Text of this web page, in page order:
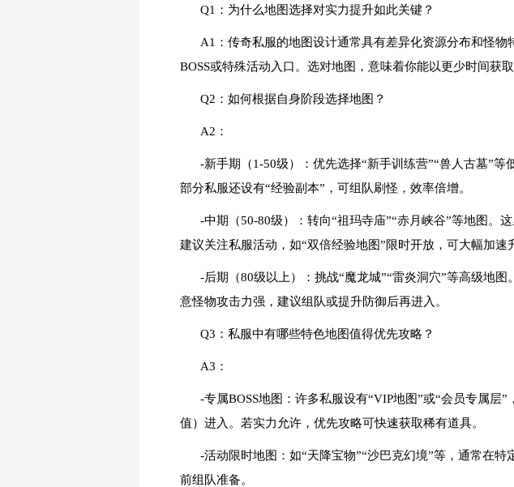
Q1：为什么地图选择对实力提升如此关键？
A1：传奇私服的地图设计通常具有差异化资源分布和怪
BOSS或特殊活动入口。选对地图，意味着你能以更少时间获
Q2：如何根据自身阶段选择地图？
A2：
-新手期（1-50级）：优先选择“新手训练营”“兽人古墓”
部分私服还设有“经验副本”，可组队刷怪，效率倍增。
-中期（50-80级）：转向“祖玛寺庙”“赤月峡谷”等地图。
建议关注私服活动，如“双倍经验地图”限时开放，可大幅加速
-后期（80级以上）：挑战“魔龙城”“雷炎洞穴”等高级地
意怪物攻击力强，建议组队或提升防御后再进入。
Q3：私服中有哪些特色地图值得优先攻略？
A3：
-专属BOSS地图：许多私服设有“VIP地图”或“会员专属层
值）进入。若实力允许，优先攻略可快速获取稀有道具。
-活动限时地图：如“天降宝物”“沙巴克幻境”等，通常在
前组队准备。